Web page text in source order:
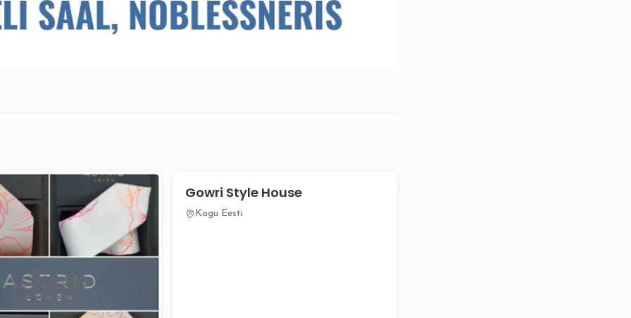
Gowri Style House
Kogu Eesti